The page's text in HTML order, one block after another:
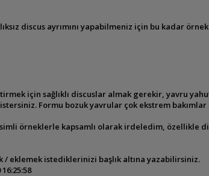
discus ayrımını yapabilmeniz için bu kadar
için sağlıklı discuslar almak gerekir, yavru
Formu bozuk yavrular çok ekstrem
örneklerle kapsamlı olarak irdeledim, özellikle
/ eklemek istediklerinizi başlık altına yazabilirsiniz.